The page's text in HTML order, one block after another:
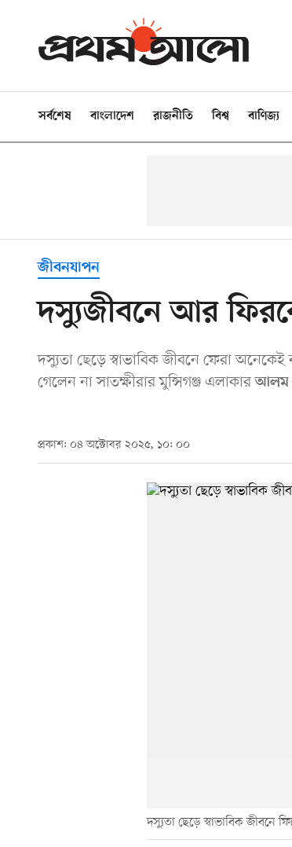
সর্বশেষ বাংলাদেশ রাজনীতি বিশ্ব বাণিজ্য
জীবনযাপন
দস্যুজীবনে আর
দস্যুতা ছেড়ে স্বাভাবিক জীবনে ফেরা
গেলেন না সাতক্ষীরার মুন্সিগঞ্জ এলাকারআলম
প্রকাশ: ০৪ অক্টোবর ২০২৫, ১০: ০০
দস্যুতা ছেড়ে স্বাভাবিক জীবনে